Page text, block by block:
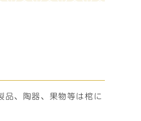
品、陶器、果物等は棺に